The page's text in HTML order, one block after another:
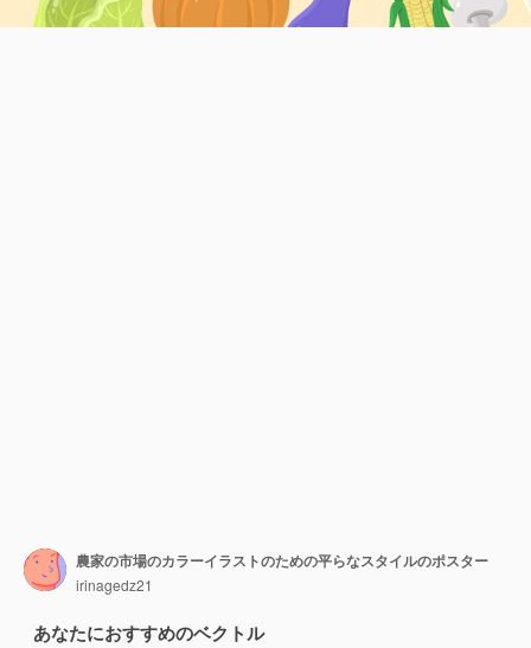
農家の市場のカラーイラストのための平らなスタイルのポスター
irinagedz21
あなたにおすすめのベクトル